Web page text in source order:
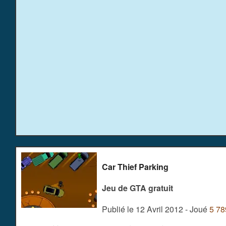
Car Thief Parking
Jeu de GTA gratuit
Publié le 12 Avril 2012 - Joué5